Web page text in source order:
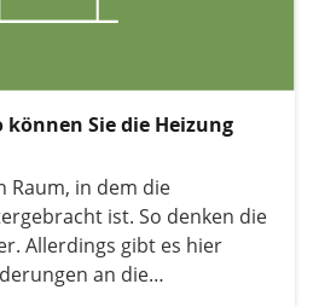
können Sie die Heizung
Raum, in dem die
ist. So denken die
Allerdings gibt es hier
an die